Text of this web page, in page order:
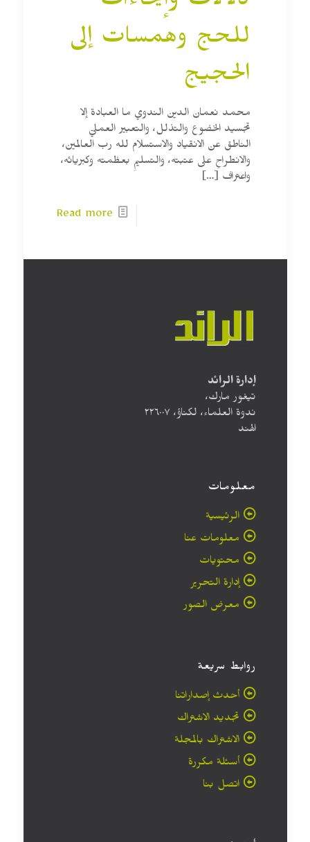
للحج وهمسات إلى
الحجيج
محمد نعمان الدين الندوي ما العبادة إلا
تجسيد الخضوع والتذلل، والتعبير العمليّ
الناطق عن الانقياد والاستسلام لله رب العالمين،
والانطراحِ على عتبته، والتسليمِ بعظمته وكبريائه،
واعتراف […]
Read more
إدارة الرائد
تيغور مارك،
ندوة العلماء، لكناؤ، ۲۲٦۰۰۷
الهند
معلومات
الرئيسية
معلومات عنا
محتويات
إدارة التحرير
معرض الصور
روابط سريعة
أحدث إصداراتنا
تجديد الاشتراك
الاشتراك بالمجلة
أسئلة مكررة
اتصل بنا